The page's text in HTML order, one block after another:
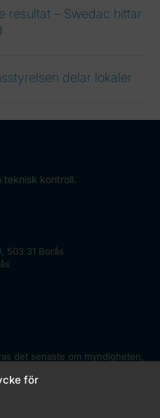
för
resultat – Swedac hittar
delar lokaler
kontroll.
503 31 Borås
det senaste om myndigheten,